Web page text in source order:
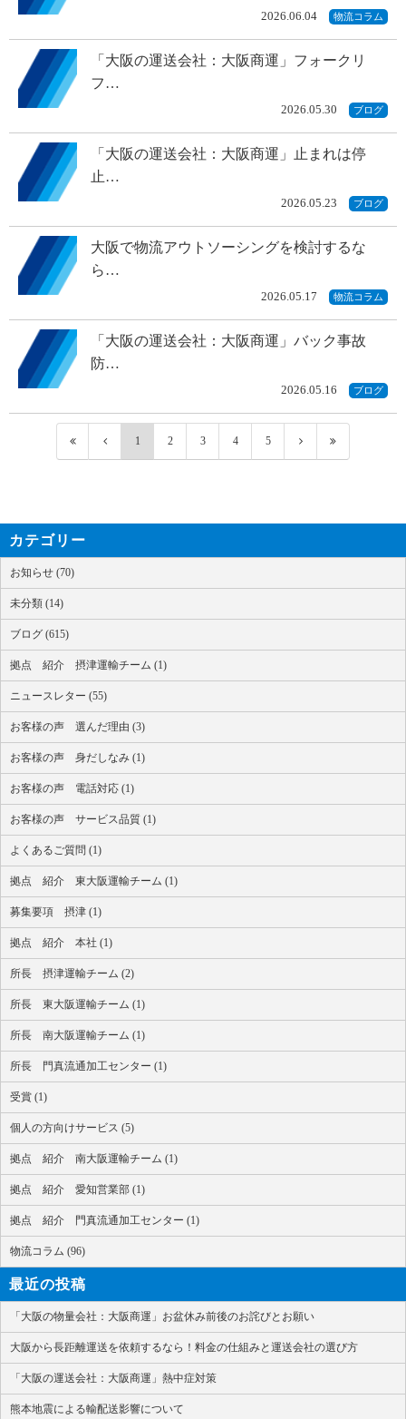
2026.06.04 物流コラム
「大阪の運送会社：大阪商運」フォークリ
フ…
2026.05.30 ブログ
「大阪の運送会社：大阪商運」止まれは停
止…
2026.05.23 ブログ
大阪で物流アウトソーシングを検討するな
ら…
2026.05.17 物流コラム
「大阪の運送会社：大阪商運」バック事故
防…
2026.05.16 ブログ
1 2 3 4 5
カテゴリー
お知らせ (70)
未分類 (14)
ブログ (615)
拠点 紹介 摂津運輸チーム (1)
ニュースレター (55)
お客様の声 選んだ理由 (3)
お客様の声 身だしなみ (1)
お客様の声 電話対応 (1)
お客様の声 サービス品質 (1)
よくあるご質問 (1)
拠点 紹介 東大阪運輸チーム (1)
募集要項 摂津 (1)
拠点 紹介 本社 (1)
所長 摂津運輸チーム (2)
所長 東大阪運輸チーム (1)
所長 南大阪運輸チーム (1)
所長 門真流通加工センター (1)
受賞 (1)
個人の方向けサービス (5)
拠点 紹介 南大阪運輸チーム (1)
拠点 紹介 愛知営業部 (1)
拠点 紹介 門真流通加工センター (1)
物流コラム (96)
最近の投稿
「大阪の物量会社：大阪商運」お盆休み前後のお詫びとお願い
大阪から長距離運送を依頼するなら！料金の仕組みと運送会社の選び方
「大阪の運送会社：大阪商運」熱中症対策
熊本地震による輸配送影響について